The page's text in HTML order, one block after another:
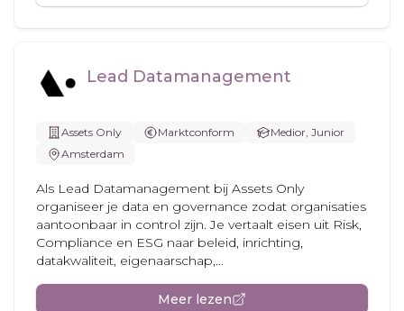
Lead Datamanagement
Assets Only Marktconform
Medior, Junior
Amsterdam
Als Lead Datamanagement bij Assets Only
organiseer je data en governance zodat organisaties
aantoonbaar in control zijn. Je vertaalt eisen uit Risk,
Compliance en ESG naar beleid, inrichting,
datakwaliteit, eigenaarschap,...
Meer lezen